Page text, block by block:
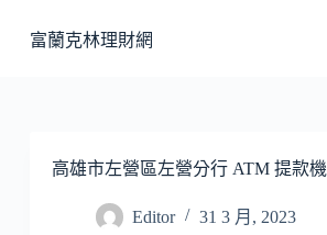
至
富蘭克林理財網
高雄市左營區左營分行 ATM 提款機
Editor 31 3 月, 2023